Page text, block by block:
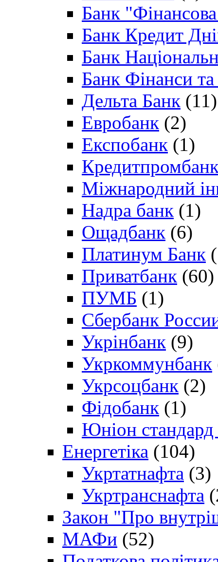
Банк "Фінансова
Банк Кредит
Банк
Банк Фінанси
Дельта Банк (11)
Евробанк (2)
Експобанк (1)
Міжнародний
Надра банк (1)
Ощадбанк (6)
Платинум Банк
Приватбанк (60)
ПУМБ (1)
Сбербанк
Укрінбанк (9)
Укркоммунбанк
Укрсоцбанк (2)
Фідобанк (1)
Юніон стандард
Енергетіка (104)
Укртатнафта (3)
Укртранснафта
Закон "Про
МАФи (52)